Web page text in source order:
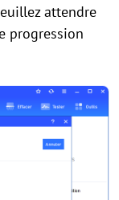
attendre
progression